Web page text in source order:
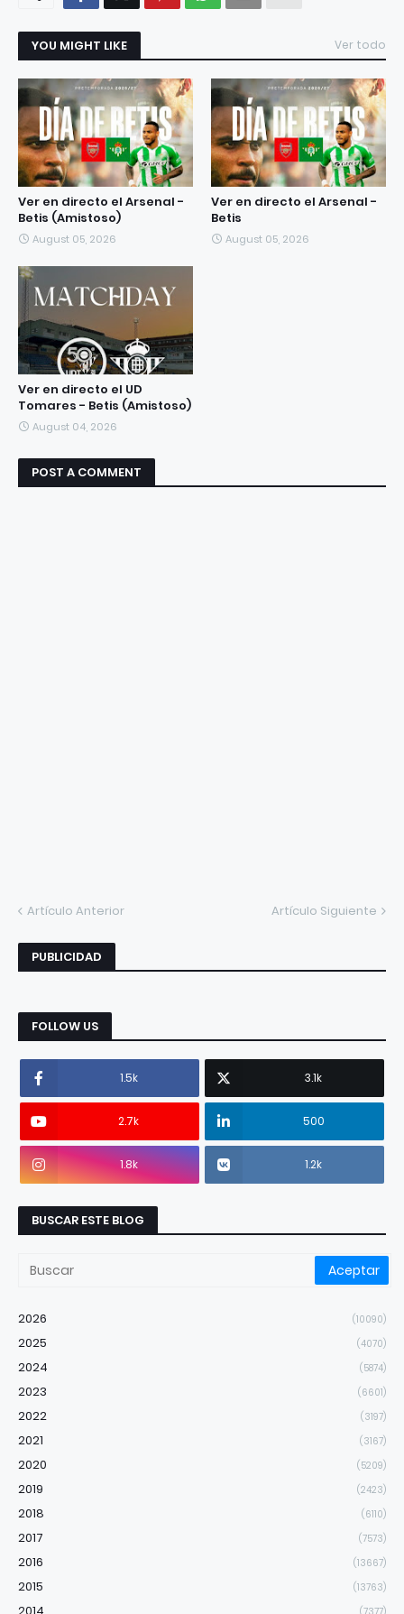
YOU MIGHT LIKE Ver todo
Ver en directo el Arsenal -
Betis (Amistoso)
August 05, 2026
Ver en directo el Arsenal -
Betis
August 05, 2026
Ver en directo el UD
Tomares - Betis (Amistoso)
August 04, 2026
POST A COMMENT
Artículo Anterior Artículo Siguiente
PUBLICIDAD
FOLLOW US
1.5k 3.1k
2.7k 500
1.8k 1.2k
BUSCAR ESTE BLOG
2026 (10090)
2025 (4070)
2024 (5874)
2023 (6601)
2022 (3197)
2021 (3167)
2020 (5209)
2019 (2423)
2018 (6110)
2017 (7573)
2016 (13667)
2015 (13763)